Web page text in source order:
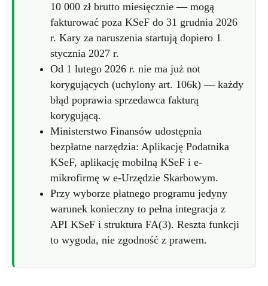
10 000 zł brutto miesięcznie — mogą
fakturować poza KSeF do 31 grudnia 2026
r. Kary za naruszenia startują dopiero 1
stycznia 2027 r.
Od 1 lutego 2026 r. nie ma już not
korygujących (uchylony art. 106k) — każdy
błąd poprawia sprzedawca fakturą
korygującą.
Ministerstwo Finansów udostępnia
bezpłatne narzędzia: Aplikację Podatnika
KSeF, aplikację mobilną KSeF i e-
mikrofirmę w e-Urzędzie Skarbowym.
Przy wyborze płatnego programu jedyny
warunek konieczny to pełna integracja z
API KSeF i struktura FA(3). Reszta funkcji
to wygoda, nie zgodność z prawem.